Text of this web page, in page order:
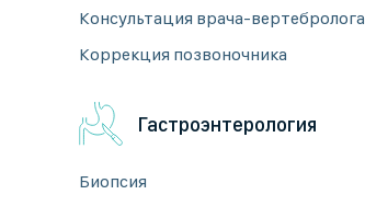
Консультация врача-вертебролога
Коррекция позвоночника
Гастроэнтерология
Биопсия